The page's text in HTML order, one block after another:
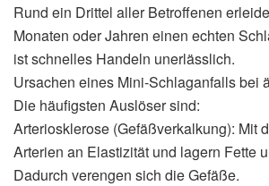
Rund ein Drittel aller Betroffenen
Monaten oder Jahren einen echten
ist schnelles Handeln unerlässlich.
Ursachen eines Mini-Schlaganfalls bei
Die häufigsten Auslöser sind:
Arteriosklerose (Gefäßverkalkung): Mit
Arterien an Elastizität und lagern Fette
Dadurch verengen sich die Gefäße.